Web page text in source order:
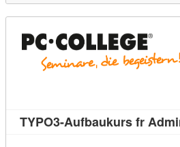
TYPO3-Aufbaukurs fr